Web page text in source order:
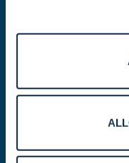
Wir setzen
Standard
Qualität